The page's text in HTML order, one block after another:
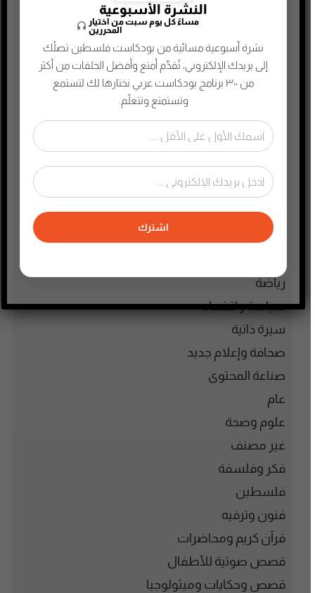
الذاكرة الشعبية الفلسطينية
الذكاء الإصطناعي
الطفل والحياة الأسرية
تاريخ فلسطين
تعليم وثقافة
تكنولوجيا وتقنية
جريمة وغموض واحتيال
حقوق وقانون
حلقات مميزة
رياضة
سياسة واقتصاد
سيرة ذاتية
صحافة وإعلام جديد
صناعة المحتوى
عام
علوم وصحة
غير مصنف
فكر وفلسفة
فلسطين
فنون وترفيه
قرآن كريم ومحاضرات
قصص صوتية للأطفال
قصص وحكايات وميثولوجيا
النشرة الأسبوعية
مساءً كل يوم سبت من اختيار
المحررين
نشرة أسبوعية مسائية من بودكاست فلسطين تصلُك
إلى بريدك الإلكتروني، تُقدِّم أمتع وأفضل الحلقات من أكثر
من ٣٠٠ برنامج بودكاست عربي نختارها لك لتستمع
وتستمتع وتتعلّم.
اشترك